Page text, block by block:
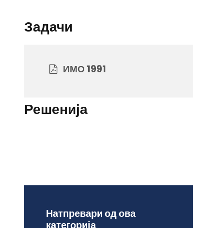
Задачи
ИМО 1991
Решенија
Натпревари од ова
категорија